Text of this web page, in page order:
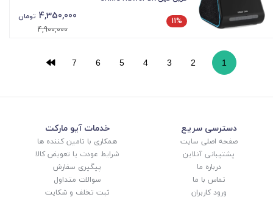
11%
4,350,000 تومان
4,900,000
1
2
3
4
5
6
7
دسترسی سریع
صفحه اصلی سایت
پشتیبانی آنلاین
درباره ما
تماس با ما
ورود کاربران
خدمات آیو مارکت
همکاری با تامین کننده ها
شرایط عودت یا تعویض کالا
پیگیری سفارش
سوالات متداول
ثبت تخلف و شکایت